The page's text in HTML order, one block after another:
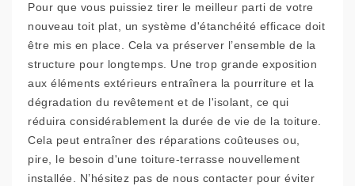
Pour que vous puissiez tirer le meilleur parti de votre
nouveau toit plat, un système d'étanchéité efficace doit
être mis en place. Cela va préserver l’ensemble de la
structure pour longtemps. Une trop grande exposition
aux éléments extérieurs entraînera la pourriture et la
dégradation du revêtement et de l'isolant, ce qui
réduira considérablement la durée de vie de la toiture.
Cela peut entraîner des réparations coûteuses ou,
pire, le besoin d'une toiture-terrasse nouvellement
installée. N’hésitez pas de nous contacter pour éviter